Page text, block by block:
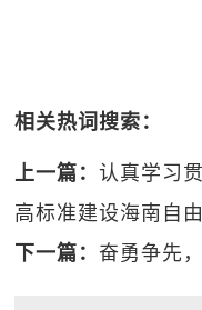
相关热词搜索：
上一篇：认真学习
高标准建设海南自
下一篇：奋勇争先